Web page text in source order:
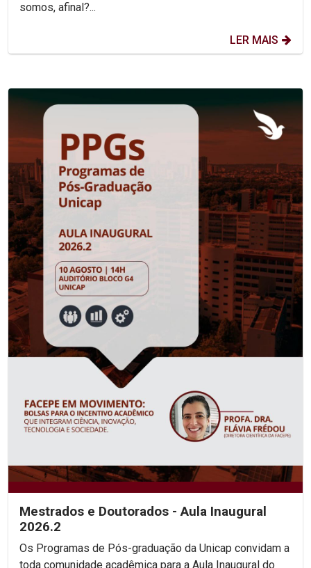
somos, afinal?...
LER MAIS
Mestrados e Doutorados - Aula Inaugural
2026.2
Os Programas de Pós-graduação da Unicap convidam a
toda comunidade acadêmica para a Aula Inaugural do